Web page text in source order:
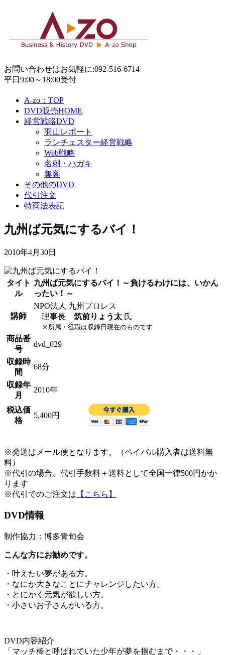
お問い合わせはお気軽に:092-516-6714
平日9:00～18:00受付
A-zo：TOP
DVD販売HOME
経営戦略DVD
羽山レポート
ランチェスター経営戦略
Web戦略
名刺・ハガキ
集客
その他のDVD
代引注文
特商法表記
九州ば元気にするバイ！
2010年4月30日
タイト
ル
九州ば元気にするバイ！～負けるわけには、いかん
ったい！～
講師
NPO法人 九州プロレス
理事長 筑前りょう太 氏
※所属・役職は収録日現在のものです
商品番
号
dvd_029
収録時
間
68分
収録年
月
2010年
税込価
格
5,400円
※発送はメール便となります。（ペイパル購入者は送料無
料）
※代引の場合、代引手数料＋送料として全国一律500円かか
ります
※代引でのご注文は 【こちら】
DVD情報
制作協力：博多青旬会
こんな方にお勧めです。
・叶えたい夢がある方。
・なにか大きなことにチャレンジしたい方。
・とにかく元気が欲しい方。
・小さいお子さんがいる方。
DVD内容紹介
「マッチ棒と呼ばれていた少年が夢を掴むまで・・・」